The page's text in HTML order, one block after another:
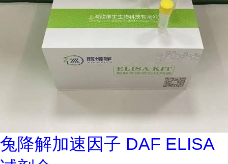
兔降解加速因子 DAF ELISA